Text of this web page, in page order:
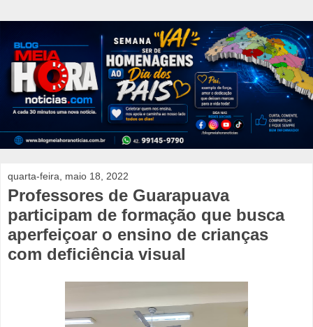
quarta-feira, maio 18, 2022
Professores de Guarapuava
participam de formação que busca
aperfeiçoar o ensino de crianças
com deficiência visual